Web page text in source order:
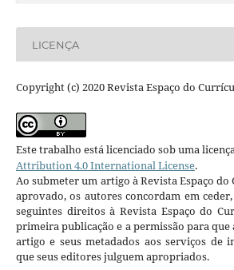
LICENÇA
Copyright (c) 2020 Revista Espaço do
Este trabalho está licenciado sob uma
Attribution 4.0 International License.
Ao submeter um artigo à Revista Espaço do
aprovado, os autores concordam em
seguintes direitos à Revista Espaço do
primeira publicação e a permissão para que
artigo e seus metadados aos serviços de
que seus editores julguem apropriados.